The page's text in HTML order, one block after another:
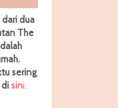
dua
The
sering
disini